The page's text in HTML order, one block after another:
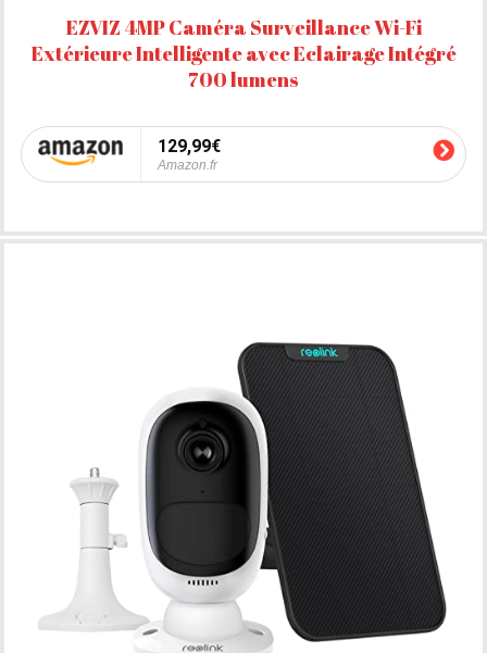
EZVIZ 4MP Caméra Surveillance Wi-Fi
Extérieure Intelligente avec Eclairage Intégré
700 lumens
129,99€
Amazon.fr